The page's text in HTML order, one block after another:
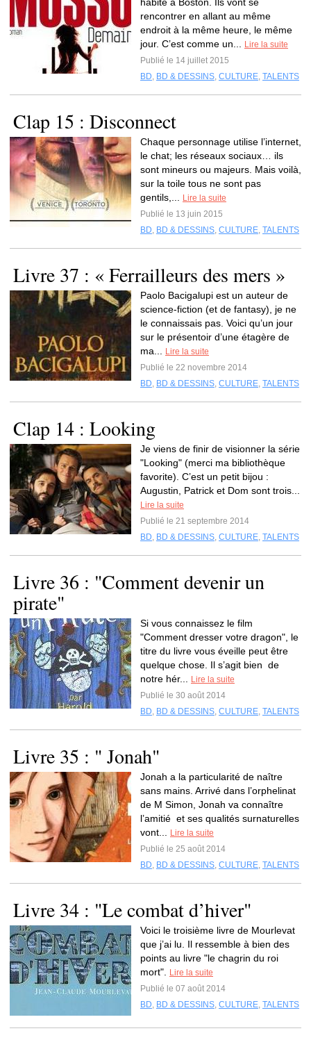
rencontrer en allant au même
endroit à la même heure, le même
jour. C’est comme un...
Lire la suite
Publié le 14 juillet 2015
BD, BD & DESSINS, CULTURE, TALENTS
Clap 15 : Disconnect
Chaque personnage utilise l’internet,
le chat; les réseaux sociaux… ils
sont mineurs ou majeurs. Mais voilà,
sur la toile tous ne sont pas
gentils,...
Lire la suite
Publié le 13 juin 2015
BD, BD & DESSINS, CULTURE, TALENTS
Livre 37 : « Ferrailleurs des mers »
Paolo Bacigalupi est un auteur de
science-fiction (et de fantasy), je ne
le connaissais pas. Voici qu’un jour
sur le présentoir d’une étagère de
ma...
Lire la suite
Publié le 22 novembre 2014
BD, BD & DESSINS, CULTURE, TALENTS
Clap 14 : Looking
Je viens de finir de visionner la série
"Looking" (merci ma bibliothèque
favorite). C’est un petit bijou :
Augustin, Patrick et Dom sont trois...
Lire la suite
Publié le 21 septembre 2014
BD, BD & DESSINS, CULTURE, TALENTS
Livre 36 : "Comment devenir un
pirate"
Si vous connaissez le film
"Comment dresser votre dragon", le
titre du livre vous éveille peut être
quelque chose. Il s’agit bien de
notre hér...
Lire la suite
Publié le 30 août 2014
BD, BD & DESSINS, CULTURE, TALENTS
Livre 35 : " Jonah"
Jonah a la particularité de naître
sans mains. Arrivé dans l’orphelinat
de M Simon, Jonah va connaître
l’amitié et ses qualités surnaturelles
vont...
Lire la suite
Publié le 25 août 2014
BD, BD & DESSINS, CULTURE, TALENTS
Livre 34 : "Le combat d’hiver"
Voici le troisième livre de Mourlevat
que j’ai lu. Il ressemble à bien des
points au livre "le chagrin du roi
mort".
Lire la suite
Publié le 07 août 2014
BD, BD & DESSINS, CULTURE, TALENTS